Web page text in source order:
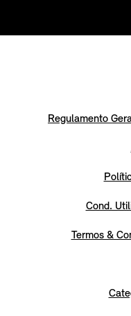
Regulamento
Cond.
Termos &